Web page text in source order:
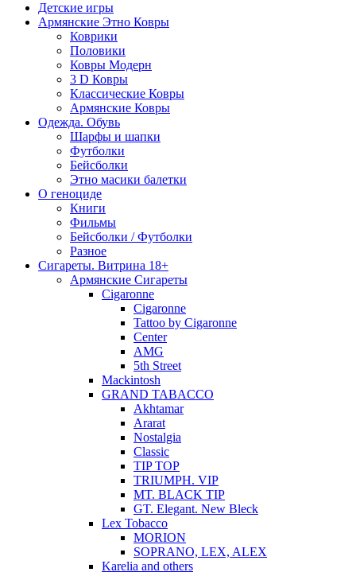
Детские игры
Армянские Этно Ковры
Коврики
Половики
Ковры Модерн
3 D Ковры
Классические Ковры
Армянские Ковры
Одежда. Обувь
Шарфы и шапки
Футболки
Бейсболки
Этно масики балетки
О геноциде
Книги
Фильмы
Бейсболки / Футболки
Разное
Сигареты. Витрина 18+
Армянские Сигареты
Cigaronne
Cigaronne
Tattoo by Cigaronne
Center
AMG
5th Street
Mackintosh
GRAND TABACCO
Akhtamar
Ararat
Nostalgia
Classic
TIP TOP
TRIUMPH. VIP
MT. BLACK TIP
GT. Elegant. New Bleck
Lex Tobacco
MORION
SOPRANO, LEX, ALEX
Karelia and others